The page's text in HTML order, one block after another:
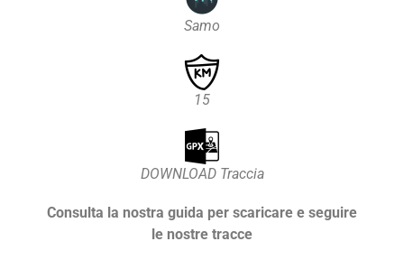
Samo
15
DOWNLOAD Traccia
Consulta la nostra guida per scaricare e seguire
le nostre tracce